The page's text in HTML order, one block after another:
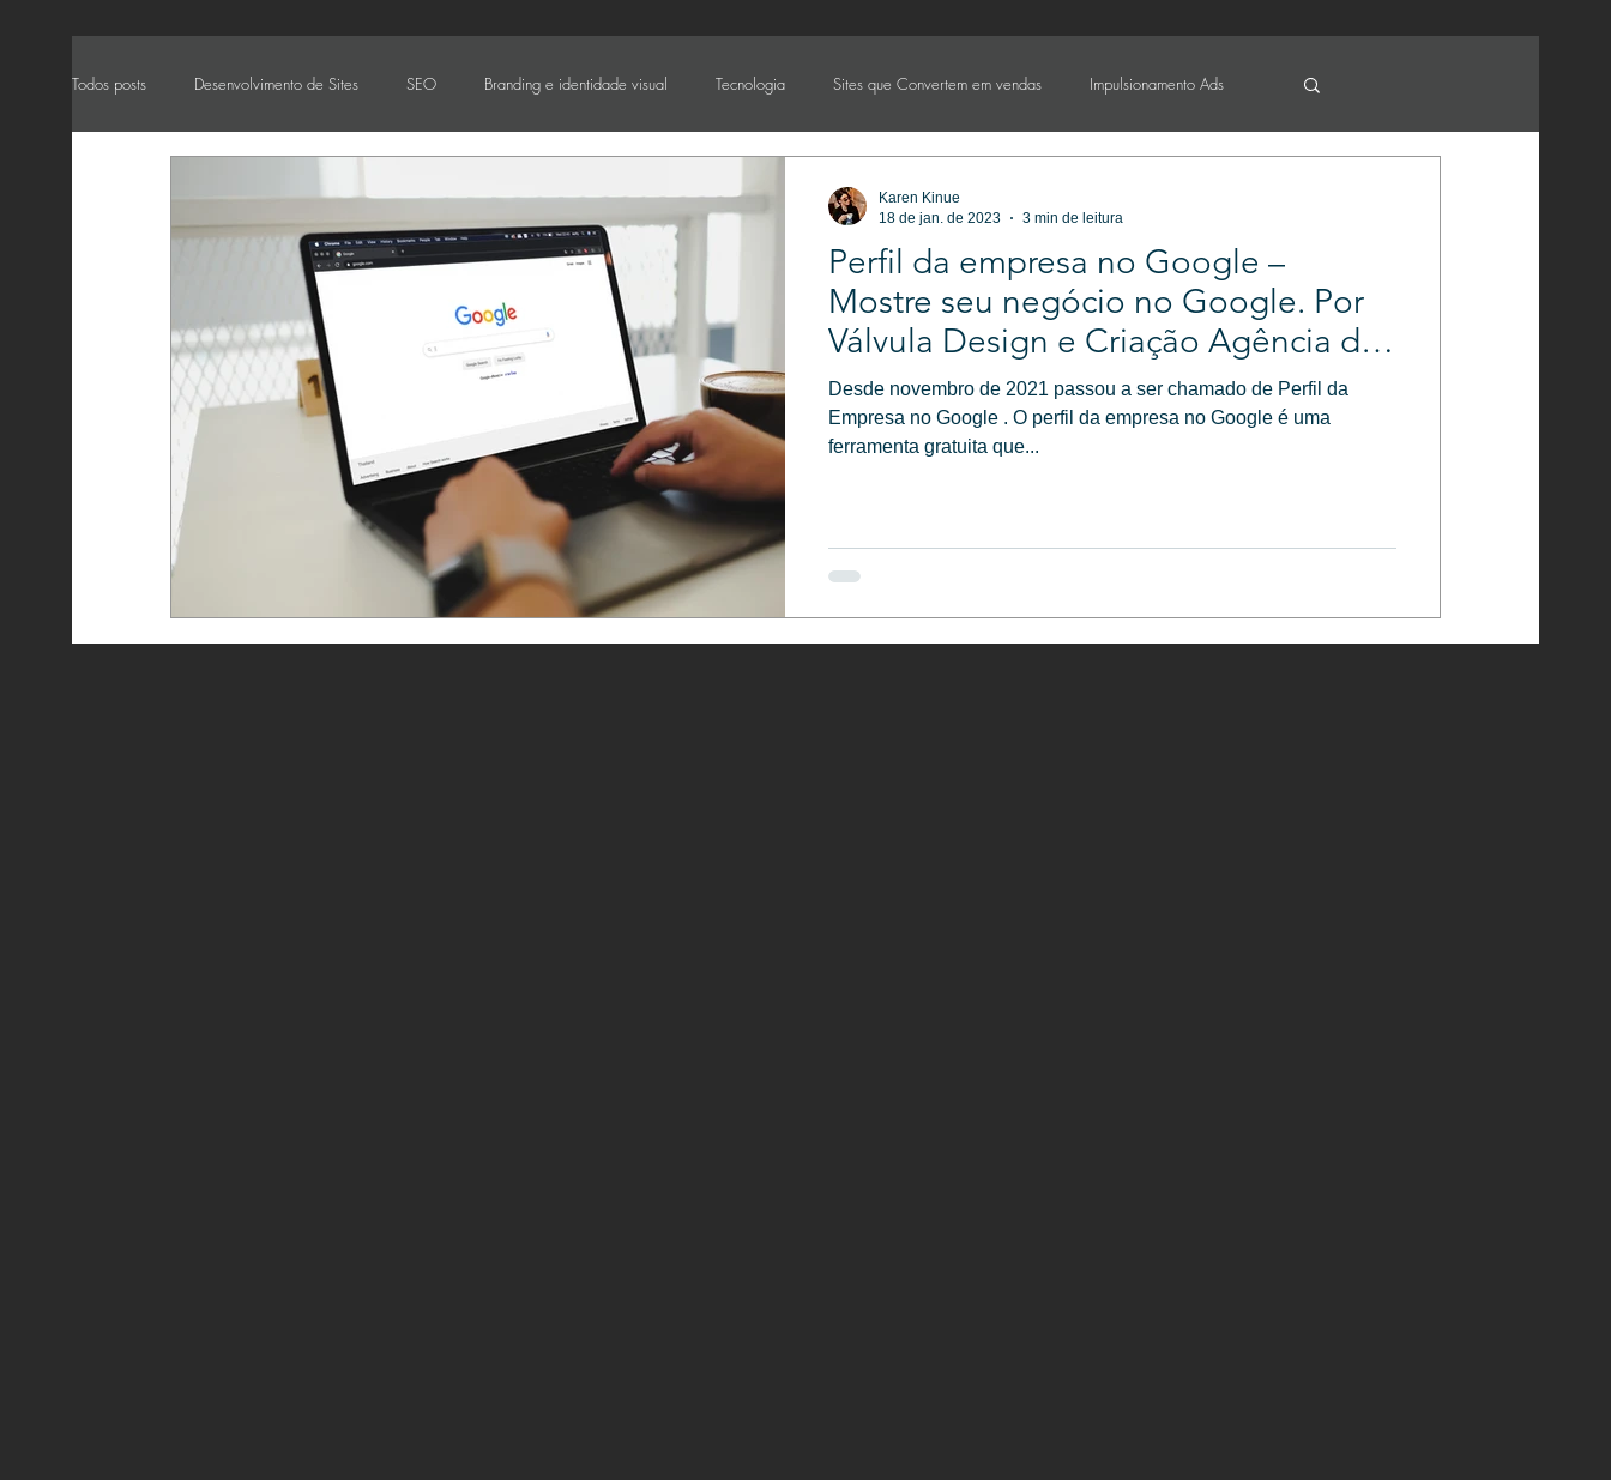
Todos posts Desenvolvimento de Sites SEO Branding e identidade visual Tecnologia Sites que Convertem em vendas Impulsionamento Ads
Perfil da empresa no Google –
Mostre seu negócio no Google. Por
Válvula Design e Criação Agência de
Marketing Digital
Desde novembro de 2021 passou a ser chamado de Perfil da
Empresa no Google . O perfil da empresa no Google é uma
ferramenta gratuita que...
Karen Kinue
18 de jan. de 2023
3 min de leitura